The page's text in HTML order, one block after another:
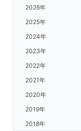
巨人 vs.福岡
巨人 vs.ヤクルト
巨人 vs.DeNA
巨人 vs.中日
巨人 vs.広島
巨人 vs.阪神
2026年
2025年
2024年
2023年
2022年
2021年
2020年
2019年
2018年